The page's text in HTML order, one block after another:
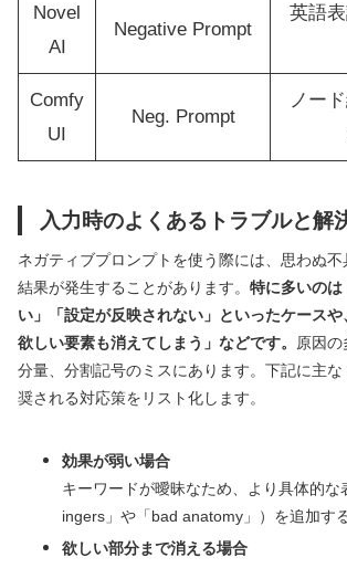
Novel
AI
Negative Prompt
英語
Comfy
UI
Neg. Prompt
ノー
入力時のよくあるトラブルと解
ネガティブプロンプトを使う際には、思わぬ
結果が発生することがあります。 特に多いの
い」「設定が反映されない」といったケース
欲しい要素も消えてしまう」などです。
原因
分量、分割記号のミスにあります。下記に主
奨される対応策をリスト化します。
効果が弱い場合
キーワードが曖昧なため、より具体的
ingers」や「bad anatomy」）を追加する
欲しい部分まで消える場合